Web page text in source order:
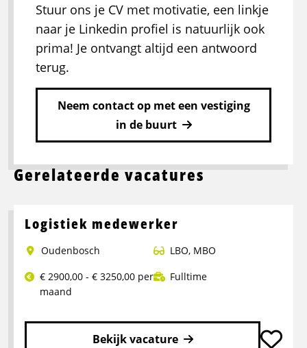
Stuur ons je CV met motivatie, een linkje
naar je Linkedin profiel is natuurlijk ook
prima! Je ontvangt altijd een antwoord
terug.
Neem contact op met een vestiging
in de buurt
Gerelateerde vacatures
Logistiek medewerker
Oudenbosch LBO, MBO
€ 2900,00 - € 3250,00 per
maand
Fulltime
Bekijk vacature